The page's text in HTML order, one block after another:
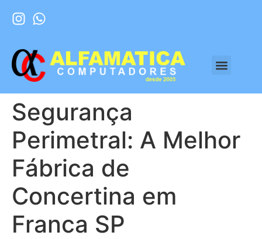
Segurança
Perimetral: A Melhor
Fábrica de
Concertina em
Franca SP